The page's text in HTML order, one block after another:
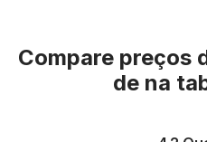
Compare preços
de na